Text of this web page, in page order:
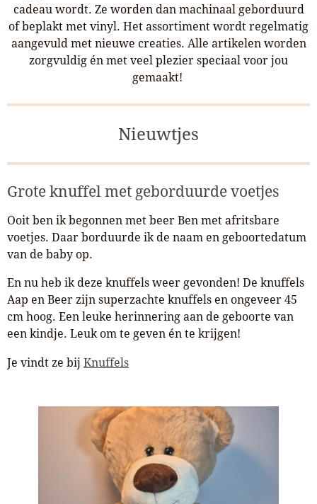
cadeau wordt. Ze worden dan machinaal geborduurd
of beplakt met vinyl. Het assortiment wordt regelmatig
aangevuld met nieuwe creaties. Alle artikelen worden
zorgvuldig én met veel plezier speciaal voor jou
gemaakt!
Nieuwtjes
Grote knuffel met geborduurde voetjes
Ooit ben ik begonnen met beer Ben met afritsbare
voetjes. Daar borduurde ik de naam en geboortedatum
van de baby op.
En nu heb ik deze knuffels weer gevonden! De knuffels
Aap en Beer zijn superzachte knuffels en ongeveer 45
cm hoog. Een leuke herinnering aan de geboorte van
een kindje. Leuk om te geven én te krijgen!
Je vindt ze bij Knuffels